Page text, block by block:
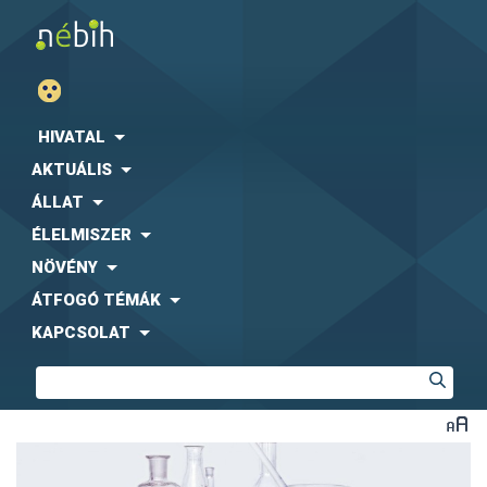
HIVATAL
AKTUÁLIS
ÁLLAT
ÉLELMISZER
NÖVÉNY
ÁTFOGÓ TÉMÁK
KAPCSOLAT